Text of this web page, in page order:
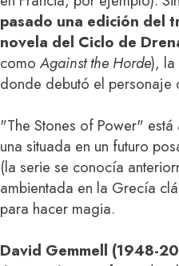
pasado una edición del
novela del Ciclo de
comoAgainst the Horde), la
donde debutó el personaje
"The Stones of Power"
una situada en un futuro
(la serie se conocía
ambientada en la Grecía
para hacer magia.
David Gemmell (1948-